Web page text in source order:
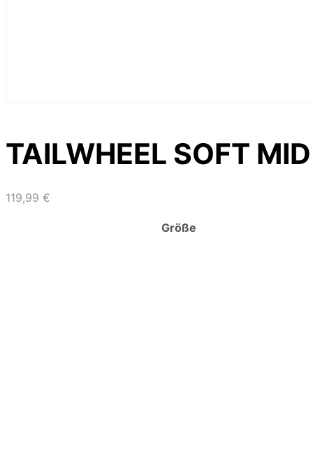
TAILWHEEL SOFT
119,99 €
Größe